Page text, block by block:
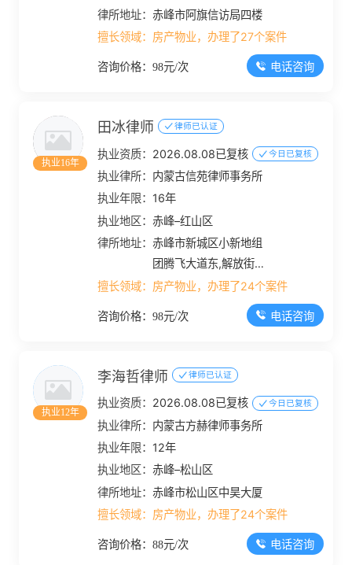
律所地址：赤峰市阿旗信访局四楼
擅长领域： 房产物业，办理了27个案件
咨询价格：98元/次 电话咨询
执业16年
田冰律师 律师已认证
执业资质： 2026.08.08已复核 今日已复核
执业律所： 内蒙古信苑律师事务所
执业年限： 16年
执业地区：赤峰–红山区
律所地址：赤峰市新城区小新地组
团腾飞大道东,解放街南,
市场东路北,赤喀高铁西
恒信财富大厦2幢1单元
11层1-1102、1-1108、
擅长领域： 房产物业，办理了24个案件
咨询价格：98元/次 电话咨询
执业12年
李海哲律师 律师已认证
执业资质： 2026.08.08已复核 今日已复核
执业律所： 内蒙古方赫律师事务所
执业年限： 12年
执业地区：赤峰–松山区
律所地址：赤峰市松山区中昊大厦
擅长领域： 房产物业，办理了24个案件
咨询价格：88元/次 电话咨询